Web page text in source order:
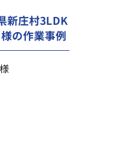
新庄村3LDK
の作業事例